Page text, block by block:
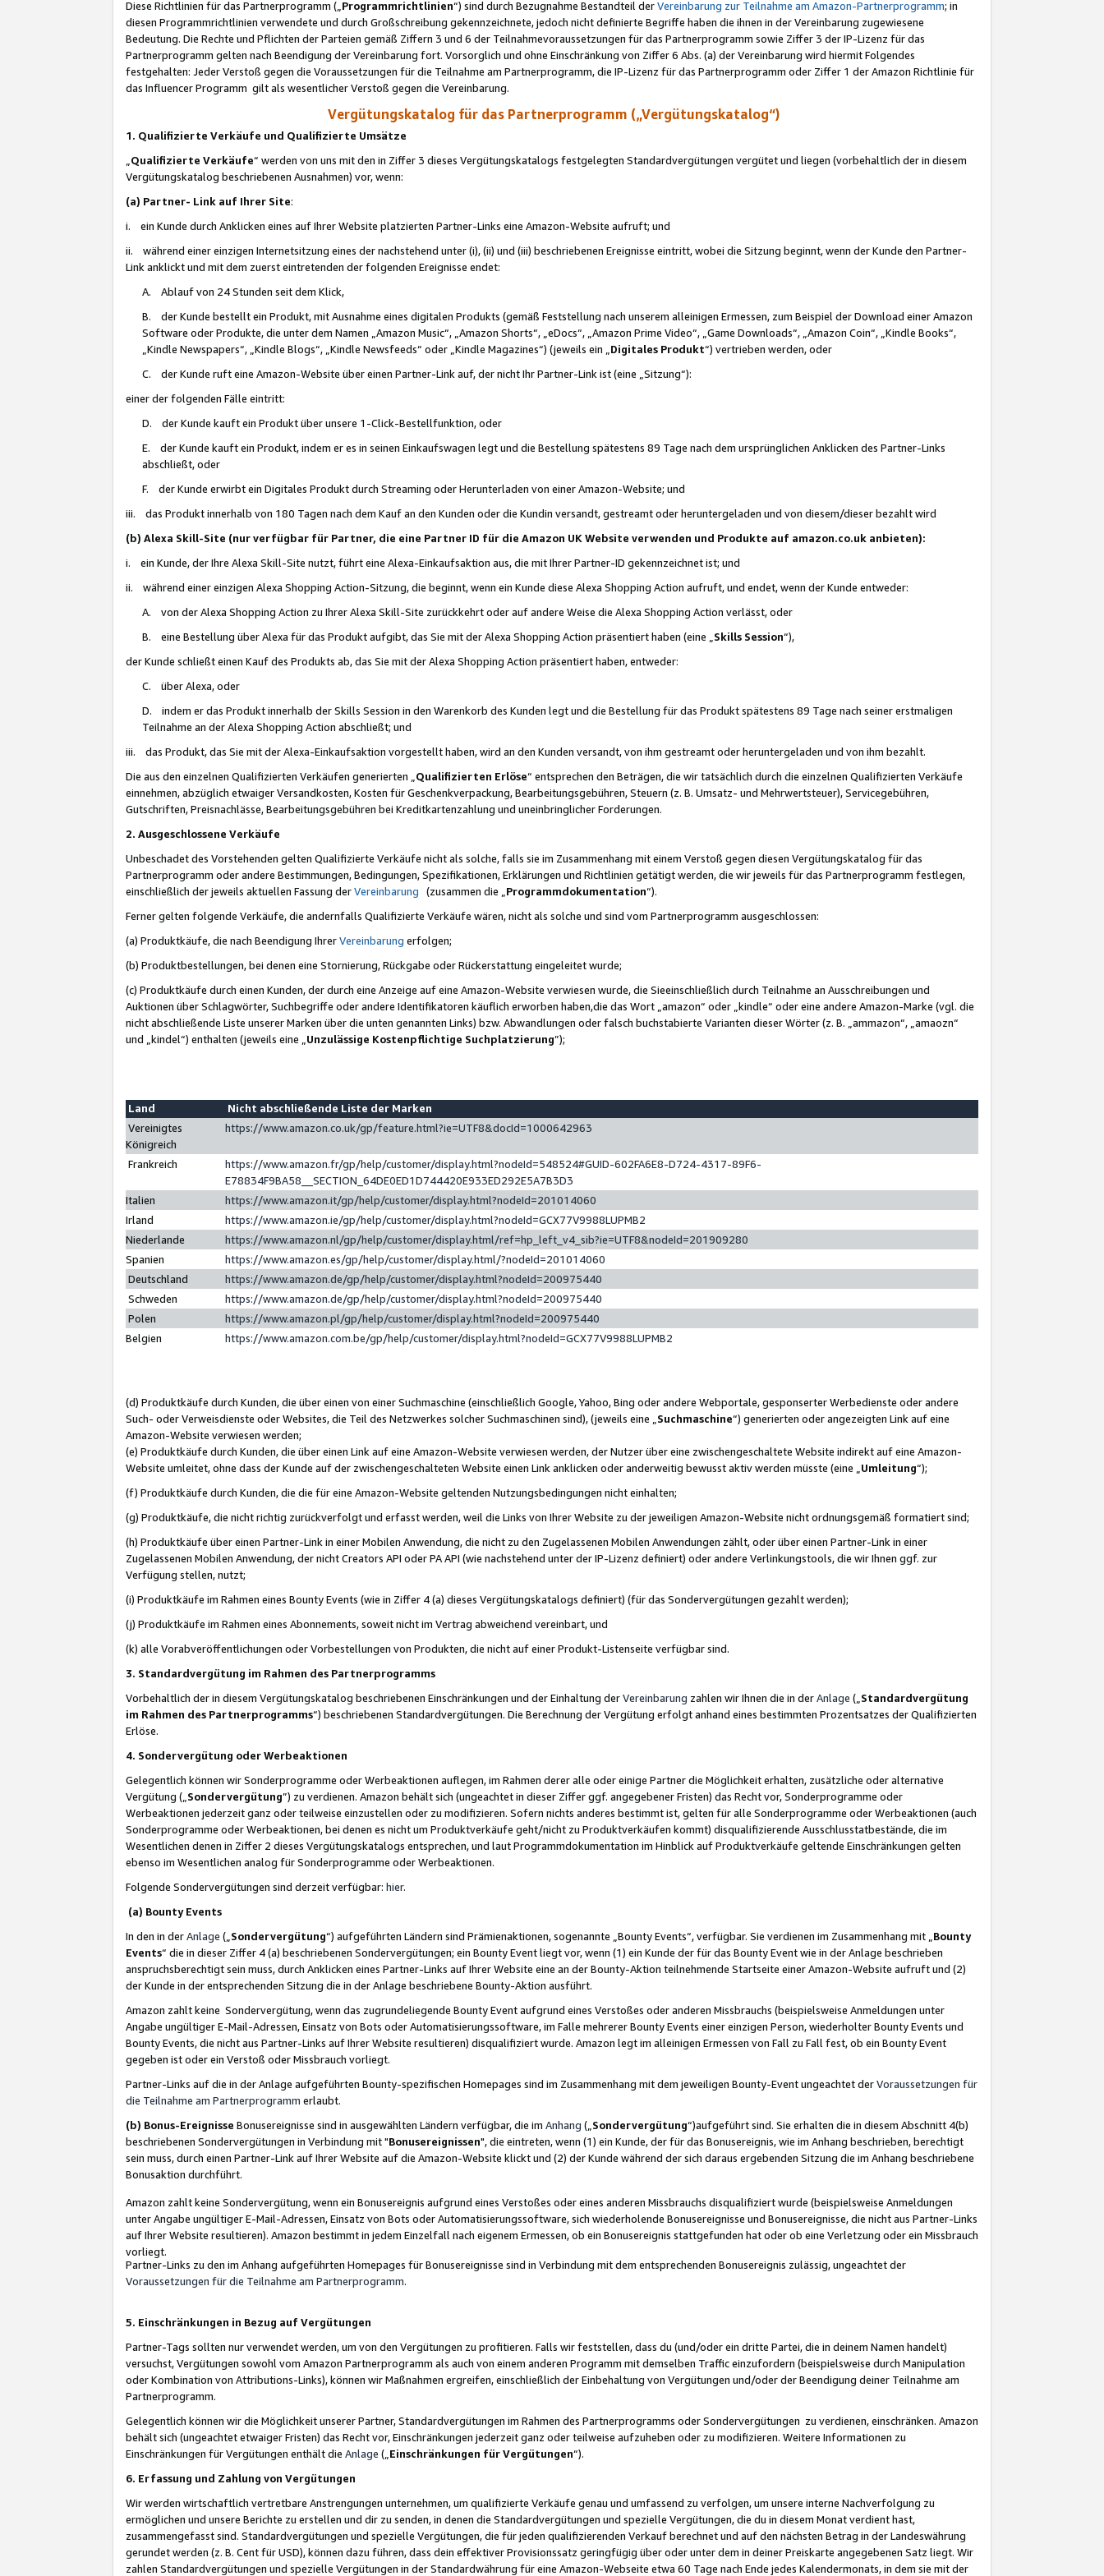
Diese Richtlinien für das Partnerprogramm („Programmrichtlinien“) sind durch Bezugnahme Bestandteil derVereinbarung zur Teilnahme am Amazon-Partnerprogramm; in
diesen Programmrichtlinien verwendete und durch Großschreibung gekennzeichnete, jedoch nicht definierte Begriffe haben die ihnen in der Vereinbarung zugewiesene
Bedeutung. Die Rechte und Pflichten der Parteien gemäß Ziffern 3 und 6 der Teilnahmevoraussetzungen für das Partnerprogramm sowie Ziffer 3 der IP-Lizenz für das
Partnerprogramm gelten nach Beendigung der Vereinbarung fort. Vorsorglich und ohne Einschränkung von Ziffer 6 Abs. (a) der Vereinbarung wird hiermit Folgendes
festgehalten: Jeder Verstoß gegen die Voraussetzungen für die Teilnahme am Partnerprogramm, die IP-Lizenz für das Partnerprogramm oder Ziffer 1 der Amazon Richtlinie für
das Influencer Programm gilt als wesentlicher Verstoß gegen die Vereinbarung.
Vergütungskatalog für das Partnerprogramm („Vergütungskatalog“)
1. Qualifizierte Verkäufe und Qualifizierte Umsätze
Qualifizierte Verkäufe“ werden von uns mit den in Ziffer 3 dieses Vergütungskatalogs festgelegten Standardvergütungen vergütet und liegen (vorbehaltlich der in diesem
Vergütungskatalog beschriebenen Ausnahmen) vor, wenn:
(a) Partner- Link auf Ihrer Site:
i. ein Kunde durch Anklicken eines auf Ihrer Website platzierten Partner-Links eine Amazon-Website aufruft; und
ii. während einer einzigen Internetsitzung eines der nachstehend unter (i), (ii) und (iii) beschriebenen Ereignisse eintritt, wobei die Sitzung beginnt, wenn der Kunde den Partner-
Link anklickt und mit dem zuerst eintretenden der folgenden Ereignisse endet:
A. Ablauf von 24 Stunden seit dem Klick,
B. der Kunde bestellt ein Produkt, mit Ausnahme eines digitalen Produkts (gemäß Feststellung nach unserem alleinigen Ermessen, zum Beispiel der Download einer Amazon
Software oder Produkte, die unter dem Namen „Amazon Music“, „Amazon Shorts“, „eDocs“, „Amazon Prime Video“, „Game Downloads“, „Amazon Coin“, „Kindle Books“,
„Kindle Newspapers“, „Kindle Blogs“, „Kindle Newsfeeds“ oder „Kindle Magazines“) (jeweils ein „ Digitales Produkt“) vertrieben werden, oder
C. der Kunde ruft eine Amazon-Website über einen Partner-Link auf, der nicht Ihr Partner-Link ist (eine „Sitzung“):
einer der folgenden Fälle eintritt:
D. der Kunde kauft ein Produkt über unsere 1-Click-Bestellfunktion, oder
E. der Kunde kauft ein Produkt, indem er es in seinen Einkaufswagen legt und die Bestellung spätestens 89 Tage nach dem ursprünglichen Anklicken des Partner-Links
abschließt, oder
F. der Kunde erwirbt ein Digitales Produkt durch Streaming oder Herunterladen von einer Amazon-Website; und
iii. das Produkt innerhalb von 180 Tagen nach dem Kauf an den Kunden oder die Kundin versandt, gestreamt oder heruntergeladen und von diesem/dieser bezahlt wird
(b) Alexa Skill-Site (nur verfügbar für Partner, die eine Partner ID für die Amazon UK Website verwenden und Produkte auf amazon.co.uk anbieten):
i. ein Kunde, der Ihre Alexa Skill-Site nutzt, führt eine Alexa-Einkaufsaktion aus, die mit Ihrer Partner-ID gekennzeichnet ist; und
ii. während einer einzigen Alexa Shopping Action-Sitzung, die beginnt, wenn ein Kunde diese Alexa Shopping Action aufruft, und endet, wenn der Kunde entweder:
A. von der Alexa Shopping Action zu Ihrer Alexa Skill-Site zurückkehrt oder auf andere Weise die Alexa Shopping Action verlässt, oder
B. eine Bestellung über Alexa für das Produkt aufgibt, das Sie mit der Alexa Shopping Action präsentiert haben (eine „ Skills Session“),
der Kunde schließt einen Kauf des Produkts ab, das Sie mit der Alexa Shopping Action präsentiert haben, entweder:
C. über Alexa, oder
D. indem er das Produkt innerhalb der Skills Session in den Warenkorb des Kunden legt und die Bestellung für das Produkt spätestens 89 Tage nach seiner erstmaligen
Teilnahme an der Alexa Shopping Action abschließt; und
iii. das Produkt, das Sie mit der Alexa-Einkaufsaktion vorgestellt haben, wird an den Kunden versandt, von ihm gestreamt oder heruntergeladen und von ihm bezahlt.
Die aus den einzelnen Qualifizierten Verkäufen generierten „ Qualifizierten Erlöse“ entsprechen den Beträgen, die wir tatsächlich durch die einzelnen Qualifizierten Verkäufe
einnehmen, abzüglich etwaiger Versandkosten, Kosten für Geschenkverpackung, Bearbeitungsgebühren, Steuern (z. B. Umsatz- und Mehrwertsteuer), Servicegebühren,
Gutschriften, Preisnachlässe, Bearbeitungsgebühren bei Kreditkartenzahlung und uneinbringlicher Forderungen.
2. Ausgeschlossene Verkäufe
Unbeschadet des Vorstehenden gelten Qualifizierte Verkäufe nicht als solche, falls sie im Zusammenhang mit einem Verstoß gegen diesen Vergütungskatalog für das
Partnerprogramm oder andere Bestimmungen, Bedingungen, Spezifikationen, Erklärungen und Richtlinien getätigt werden, die wir jeweils für das Partnerprogramm festlegen,
einschließlich der jeweils aktuellen Fassung derVereinbarung (zusammen die „ Programmdokumentation“).
Ferner gelten folgende Verkäufe, die andernfalls Qualifizierte Verkäufe wären, nicht als solche und sind vom Partnerprogramm ausgeschlossen:
(a) Produktkäufe, die nach Beendigung IhrerVereinbarung erfolgen;
(b) Produktbestellungen, bei denen eine Stornierung, Rückgabe oder Rückerstattung eingeleitet wurde;
(c) Produktkäufe durch einen Kunden, der durch eine Anzeige auf eine Amazon-Website verwiesen wurde, die Sieeinschließlich durch Teilnahme an Ausschreibungen und
Auktionen über Schlagwörter, Suchbegriffe oder andere Identifikatoren käuflich erworben haben,die das Wort „amazon“ oder „kindle“ oder eine andere Amazon-Marke (vgl. die
nicht abschließende Liste unserer Marken über die unten genannten Links) bzw. Abwandlungen oder falsch buchstabierte Varianten dieser Wörter (z. B. „ammazon“, „amaozn“
und „kindel“) enthalten (jeweils eine „ Unzulässige Kostenpflichtige Suchplatzierung”);
Land
Nicht abschließende Liste der Marken
Vereinigtes
Königreich
https://www.amazon.co.uk/gp/feature.html?ie=UTF8&docId=1000642963
Frankreich
https://www.amazon.fr/gp/help/customer/display.html?nodeId=548524#GUID-602FA6E8-D724-4317-89F6-
E78834F9BA58__SECTION_64DE0ED1D744420E933ED292E5A7B3D3
Italien
https://www.amazon.it/gp/help/customer/display.html?nodeId=201014060
Irland
https://www.amazon.ie/gp/help/customer/display.html?nodeId=GCX77V9988LUPMB2
Niederlande
https://www.amazon.nl/gp/help/customer/display.html/ref=hp_left_v4_sib?ie=UTF8&nodeId=201909280
Spanien
https://www.amazon.es/gp/help/customer/display.html/?nodeId=201014060
Deutschland
https://www.amazon.de/gp/help/customer/display.html?nodeId=200975440
Schweden
https://www.amazon.de/gp/help/customer/display.html?nodeId=200975440
Polen
https://www.amazon.pl/gp/help/customer/display.html?nodeId=200975440
Belgien
https://www.amazon.com.be/gp/help/customer/display.html?nodeId=GCX77V9988LUPMB2
(d) Produktkäufe durch Kunden, die über einen von einer Suchmaschine (einschließlich Google, Yahoo, Bing oder andere Webportale, gesponserter Werbedienste oder andere
Such- oder Verweisdienste oder Websites, die Teil des Netzwerkes solcher Suchmaschinen sind), (jeweils eine „ Suchmaschine“) generierten oder angezeigten Link auf eine
Amazon-Website verwiesen werden;
(e) Produktkäufe durch Kunden, die über einen Link auf eine Amazon-Website verwiesen werden, der Nutzer über eine zwischengeschaltete Website indirekt auf eine Amazon-
Website umleitet, ohne dass der Kunde auf der zwischengeschalteten Website einen Link anklicken oder anderweitig bewusst aktiv werden müsste (eine „ Umleitung“);
(f) Produktkäufe durch Kunden, die die für eine Amazon-Website geltenden Nutzungsbedingungen nicht einhalten;
(g) Produktkäufe, die nicht richtig zurückverfolgt und erfasst werden, weil die Links von Ihrer Website zu der jeweiligen Amazon-Website nicht ordnungsgemäß formatiert sind;
(h) Produktkäufe über einen Partner-Link in einer Mobilen Anwendung, die nicht zu den Zugelassenen Mobilen Anwendungen zählt, oder über einen Partner-Link in einer
Zugelassenen Mobilen Anwendung, der nicht Creators API oder PA API (wie nachstehend unter der IP-Lizenz definiert) oder andere Verlinkungstools, die wir Ihnen ggf. zur
Verfügung stellen, nutzt;
(i) Produktkäufe im Rahmen eines Bounty Events (wie in Ziffer 4 (a) dieses Vergütungskatalogs definiert) (für das Sondervergütungen gezahlt werden);
(j) Produktkäufe im Rahmen eines Abonnements, soweit nicht im Vertrag abweichend vereinbart, und
(k) alle Vorabveröffentlichungen oder Vorbestellungen von Produkten, die nicht auf einer Produkt-Listenseite verfügbar sind.
3. Standardvergütung im Rahmen des Partnerprogramms
Vorbehaltlich der in diesem Vergütungskatalog beschriebenen Einschränkungen und der Einhaltung derVereinbarung zahlen wir Ihnen die in derAnlage („ Standardvergütung
im Rahmen des Partnerprogramms“) beschriebenen Standardvergütungen. Die Berechnung der Vergütung erfolgt anhand eines bestimmten Prozentsatzes der Qualifizierten
Erlöse.
4. Sondervergütung oder Werbeaktionen
Gelegentlich können wir Sonderprogramme oder Werbeaktionen auflegen, im Rahmen derer alle oder einige Partner die Möglichkeit erhalten, zusätzliche oder alternative
Vergütung („ Sondervergütung”) zu verdienen. Amazon behält sich (ungeachtet in dieser Ziffer ggf. angegebener Fristen) das Recht vor, Sonderprogramme oder
Werbeaktionen jederzeit ganz oder teilweise einzustellen oder zu modifizieren. Sofern nichts anderes bestimmt ist, gelten für alle Sonderprogramme oder Werbeaktionen (auch
Sonderprogramme oder Werbeaktionen, bei denen es nicht um Produktverkäufe geht/nicht zu Produktverkäufen kommt) disqualifizierende Ausschlusstatbestände, die im
Wesentlichen denen in Ziffer 2 dieses Vergütungskatalogs entsprechen, und laut Programmdokumentation im Hinblick auf Produktverkäufe geltende Einschränkungen gelten
ebenso im Wesentlichen analog für Sonderprogramme oder Werbeaktionen.
Folgende Sondervergütungen sind derzeit verfügbar: hier.
(a) Bounty Events
In den in derAnlage („ Sondervergütung“) aufgeführten Ländern sind Prämienaktionen, sogenannte „Bounty Events“, verfügbar. Sie verdienen im Zusammenhang mit „ Bounty
Events“ die in dieser Ziffer 4 (a) beschriebenen Sondervergütungen; ein Bounty Event liegt vor, wenn (1) ein Kunde der für das Bounty Event wie in der Anlage beschrieben
anspruchsberechtigt sein muss, durch Anklicken eines Partner-Links auf Ihrer Website eine an der Bounty-Aktion teilnehmende Startseite einer Amazon-Website aufruft und (2)
der Kunde in der entsprechenden Sitzung die in der Anlage beschriebene Bounty-Aktion ausführt.
Amazon zahlt keine Sondervergütung, wenn das zugrundeliegende Bounty Event aufgrund eines Verstoßes oder anderen Missbrauchs (beispielsweise Anmeldungen unter
Angabe ungültiger E-Mail-Adressen, Einsatz von Bots oder Automatisierungssoftware, im Falle mehrerer Bounty Events einer einzigen Person, wiederholter Bounty Events und
Bounty Events, die nicht aus Partner-Links auf Ihrer Website resultieren) disqualifiziert wurde. Amazon legt im alleinigen Ermessen von Fall zu Fall fest, ob ein Bounty Event
gegeben ist oder ein Verstoß oder Missbrauch vorliegt.
Partner-Links auf die in der Anlage aufgeführten Bounty-spezifischen Homepages sind im Zusammenhang mit dem jeweiligen Bounty-Event ungeachtet derVoraussetzungen für
die Teilnahme am Partnerprogramm erlaubt.
(b) Bonus-Ereignisse Bonusereignisse sind in ausgewählten Ländern verfügbar, die im Anhang („ Sondervergütung“)aufgeführt sind. Sie erhalten die in diesem Abschnitt 4(b)
beschriebenen Sondervergütungen in Verbindung mit "Bonusereignissen", die eintreten, wenn (1) ein Kunde, der für das Bonusereignis, wie im Anhang beschrieben, berechtigt
sein muss, durch einen Partner-Link auf Ihrer Website auf die Amazon-Website klickt und (2) der Kunde während der sich daraus ergebenden Sitzung die im Anhang beschriebene
Bonusaktion durchführt.
Amazon zahlt keine Sondervergütung, wenn ein Bonusereignis aufgrund eines Verstoßes oder eines anderen Missbrauchs disqualifiziert wurde (beispielsweise Anmeldungen
unter Angabe ungültiger E-Mail-Adressen, Einsatz von Bots oder Automatisierungssoftware, sich wiederholende Bonusereignisse und Bonusereignisse, die nicht aus Partner-Links
auf Ihrer Website resultieren). Amazon bestimmt in jedem Einzelfall nach eigenem Ermessen, ob ein Bonusereignis stattgefunden hat oder ob eine Verletzung oder ein Missbrauch
vorliegt.
Partner-Links zu den im Anhang aufgeführten Homepages für Bonusereignisse sind in Verbindung mit dem entsprechenden Bonusereignis zulässig, ungeachtet der
Voraussetzungen für die Teilnahme am Partnerprogramm.
5. Einschränkungen in Bezug auf Vergütungen
Partner-Tags sollten nur verwendet werden, um von den Vergütungen zu profitieren. Falls wir feststellen, dass du (und/oder ein dritte Partei, die in deinem Namen handelt)
versuchst, Vergütungen sowohl vom Amazon Partnerprogramm als auch von einem anderen Programm mit demselben Traffic einzufordern (beispielsweise durch Manipulation
oder Kombination von Attributions-Links), können wir Maßnahmen ergreifen, einschließlich der Einbehaltung von Vergütungen und/oder der Beendigung deiner Teilnahme am
Partnerprogramm.
Gelegentlich können wir die Möglichkeit unserer Partner, Standardvergütungen im Rahmen des Partnerprogramms oder Sondervergütungen zu verdienen, einschränken. Amazon
behält sich (ungeachtet etwaiger Fristen) das Recht vor, Einschränkungen jederzeit ganz oder teilweise aufzuheben oder zu modifizieren. Weitere Informationen zu
Einschränkungen für Vergütungen enthält die Anlage („ Einschränkungen für Vergütungen“).
6. Erfassung und Zahlung von Vergütungen
Wir werden wirtschaftlich vertretbare Anstrengungen unternehmen, um qualifizierte Verkäufe genau und umfassend zu verfolgen, um unsere interne Nachverfolgung zu
ermöglichen und unsere Berichte zu erstellen und dir zu senden, in denen die Standardvergütungen und spezielle Vergütungen, die du in diesem Monat verdient hast,
zusammengefasst sind. Standardvergütungen und spezielle Vergütungen, die für jeden qualifizierenden Verkauf berechnet und auf den nächsten Betrag in der Landeswährung
gerundet werden (z. B. Cent für USD), können dazu führen, dass dein effektiver Provisionssatz geringfügig über oder unter dem in deiner Preiskarte angegebenen Satz liegt. Wir
zahlen Standardvergütungen und spezielle Vergütungen in der Standardwährung für eine Amazon-Webseite etwa 60 Tage nach Ende jedes Kalendermonats, in dem sie mit der